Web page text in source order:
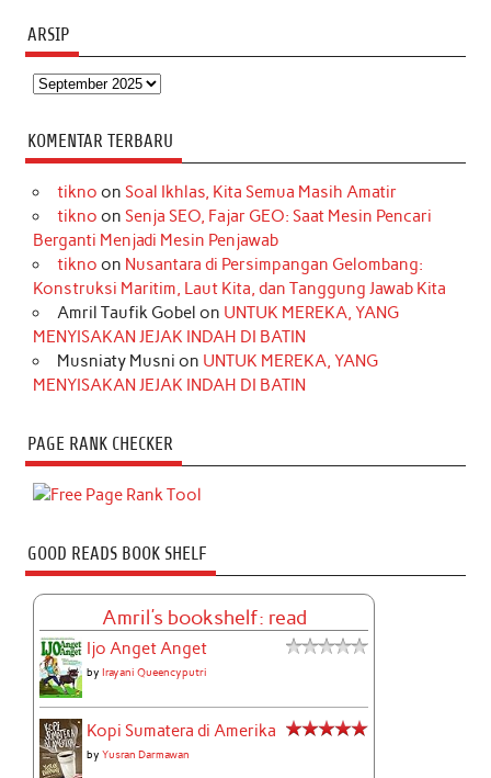
ARSIP
Arsip
KOMENTAR TERBARU
tikno on Soal Ikhlas, Kita Semua Masih Amatir
tikno on Senja SEO, Fajar GEO: Saat Mesin Pencari
Berganti Menjadi Mesin Penjawab
tikno on Nusantara di Persimpangan Gelombang:
Konstruksi Maritim, Laut Kita, dan Tanggung Jawab Kita
Amril Taufik Gobel on UNTUK MEREKA, YANG
MENYISAKAN JEJAK INDAH DI BATIN
Musniaty Musni on UNTUK MEREKA, YANG
MENYISAKAN JEJAK INDAH DI BATIN
PAGE RANK CHECKER
GOOD READS BOOK SHELF
Amril's bookshelf: read
Ijo Anget Anget
byIrayani Queencyputri
Kopi Sumatera di Amerika
byYusran Darmawan